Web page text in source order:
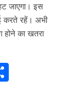
जाएगा। इस
करते रहें। अभी
होने का खतरा
S